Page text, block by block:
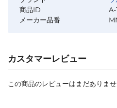
商品ID
メーカー品番
カスタマーレビュー
この商品のレビューはまだありませ